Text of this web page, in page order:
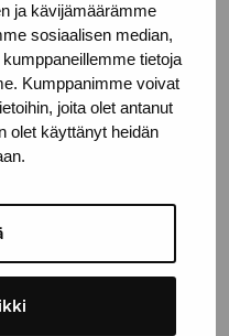
ja kävijämäärämme
sosiaalisen median,
tietoja
Kumppanimme voivat
joita olet antanut
olet käyttänyt heidän